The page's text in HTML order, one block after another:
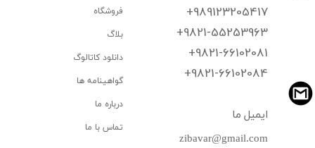
+989123205417
+9821-55253963
+9821-66102081
​​​​​​​+9821-66102084
zibavar@gmail.com
ایمیل ما
فروشگاه
بلاگ
دانلود کاتالوگ
گواهینامه ها
درباره ما
تماس با ما